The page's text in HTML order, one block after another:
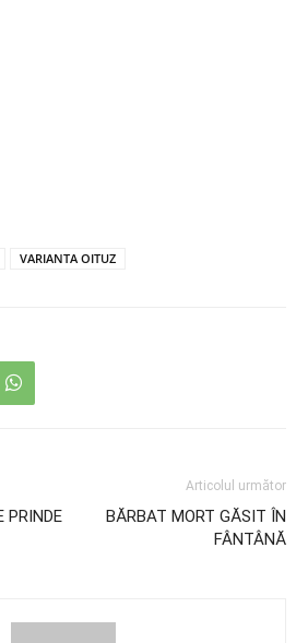
VARIANTA OITUZ
PRINDE
Articolul următor
BĂRBAT MORT GĂSIT ÎN
FÂNTÂNĂ